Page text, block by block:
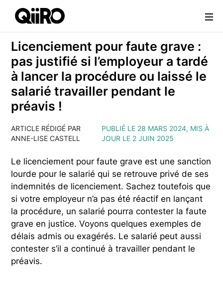
Webflow Homepage
Licenciement pour faute grave :
pas justifié si l’employeur a tardé
à lancer la procédure ou laissé le
salarié travailler pendant le
préavis !
ARTICLE RÉDIGÉ PAR
ANNE-LISE CASTELL
PUBLIÉ LE 28 MARS 2024, MIS À
JOUR LE 2 JUIN 2025
Le licenciement pour faute grave est une sanction
lourde pour le salarié qui se retrouve privé de ses
indemnités de licenciement. Sachez toutefois que
si votre employeur n’a pas été réactif en lançant
la procédure, un salarié pourra contester la faute
grave en justice. Voyons quelques exemples de
délais admis ou exagérés. Le salarié peut aussi
contester s’il a continué à travailler pendant le
préavis.